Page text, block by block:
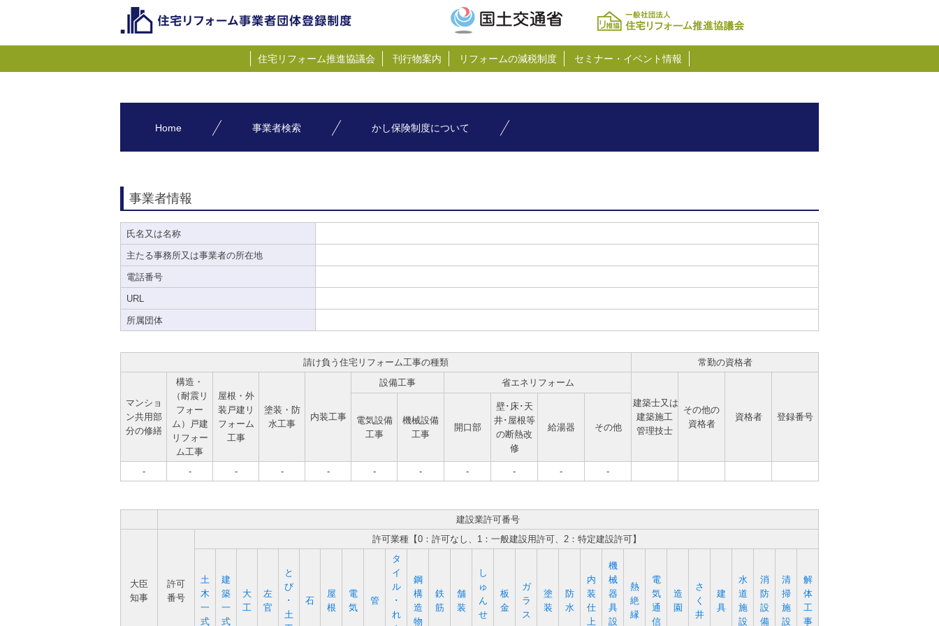
住宅リフォーム推進協議会 刊行物案内 リフォームの減税制度 セミナー・イベント情報
Home 事業者検索 かし保険制度について
事業者情報
氏名又は名称
主たる事務所又は事業者の所在地
電話番号
URL
所属団体
請け負う住宅リフォーム工事の種類 常勤の資格者
マンショ
ン共用部
分の修繕
構造・
（耐震リ
フォー
ム）戸建
リフォー
ム工事
屋根・外
装戸建リ
フォーム
工事
塗装・防
水工事
内装工事
設備工事
省エネリフォーム
建築士又は
建築施工
管理技士
その他の
資格者
資格者 登録番号
電気設備
工事
機械設備
工事
開口部
壁･床･天
井･屋根等
の断熱改
修
給湯器 その他
- - - - - - - - - - -
建設業許可番号
大臣
知事
許可
番号
許可業種【0：許可なし、1：一般建設用許可、2：特定建設許可】
土
木
一
式
建
築
一
式
大
工
左
官
と
び
･
土
石
屋
根
電
気
管
タ
イ
ル
･
れ
鋼
構
造
物
鉄
筋
舗
装
し
ゅ
ん
せ
板
金
ガ
ラ
ス
塗
装
防
水
内
装
仕
上
機
械
器
具
設
熱
絶
縁
電
気
通
信
造
園
さ
く
井
建
具
水
道
施
設
消
防
設
備
清
掃
施
設
解
体
工
事